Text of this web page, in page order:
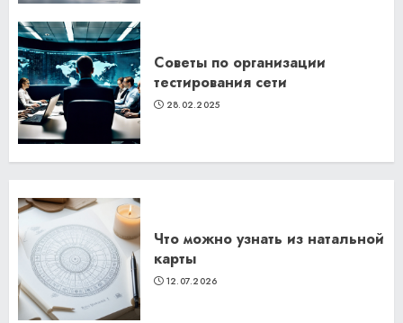
Советы по организации
тестирования сети
28.02.2025
Что можно узнать из натальной
карты
12.07.2026